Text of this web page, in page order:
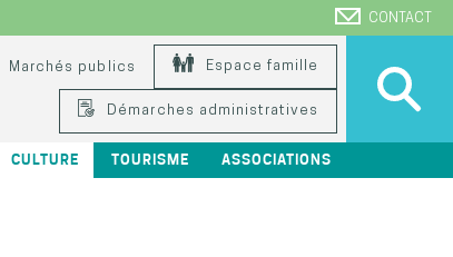
CONTACT
Marchés publics Espace famille
Démarches administratives
CULTURE TOURISME ASSOCIATIONS